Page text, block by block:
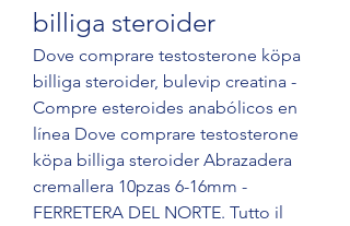
billiga steroider
Dove comprare testosterone köpa
billiga steroider, bulevip creatina -
Compre esteroides anabólicos en
línea Dove comprare testosterone
köpa billiga steroider Abrazadera
cremallera 10pzas 6-16mm -
FERRETERA DEL NORTE. Tutto il